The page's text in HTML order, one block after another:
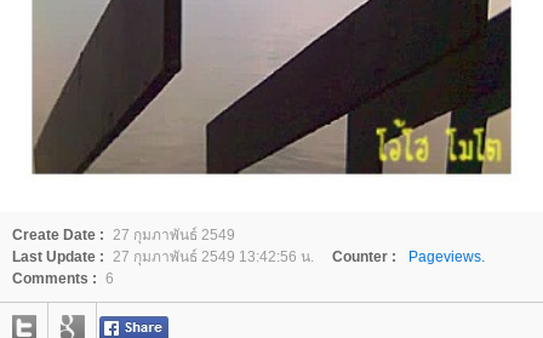
Create Date : 27 กุมภาพันธ์ 2549
Last Update : 27 กุมภาพันธ์ 2549 13:42:56 น. Counter :
Pageviews.
Comments : 6